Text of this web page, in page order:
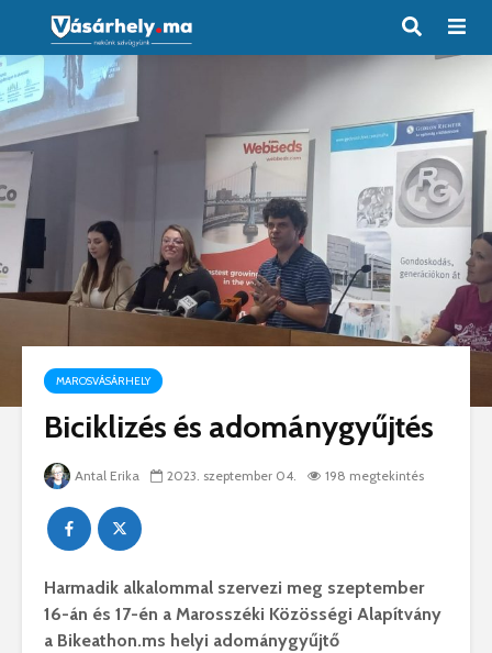
MAROSVÁSÁRHELY
Biciklizés és adománygyűjtés
Antal Erika 2023. szeptember 04. 198 megtekintés
Harmadik alkalommal szervezi meg szeptember
16-án és 17-én a Marosszéki Közösségi Alapítvány
a Bikeathon.ms helyi adománygyűjtő